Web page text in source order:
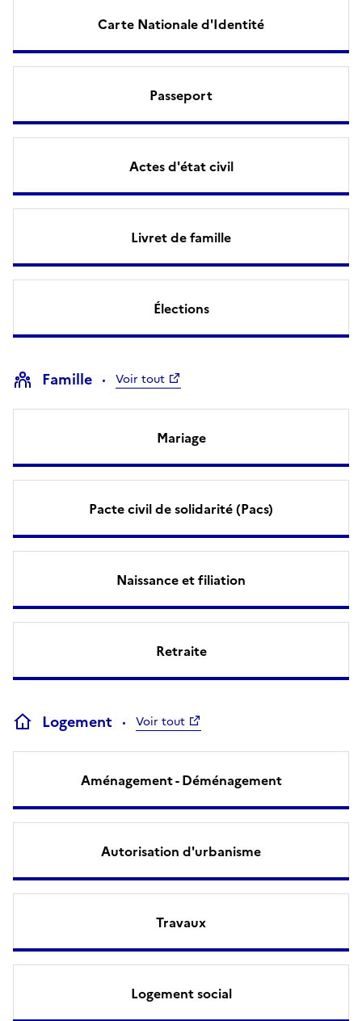
Carte Nationale d'Identité
Passeport
Actes d'état civil
Livret de famille
Élections
Famille Voir tout
Mariage
Pacte civil de solidarité (Pacs)
Naissance et filiation
Retraite
Logement Voir tout
Aménagement - Déménagement
Autorisation d'urbanisme
Travaux
Logement social